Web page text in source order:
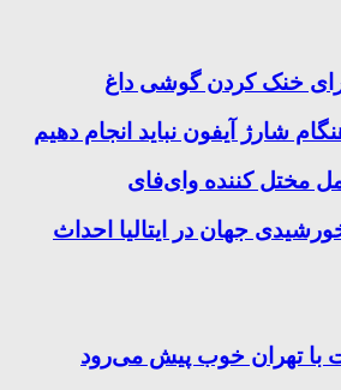
خنک کردن گوشی داغ
شارژ آیفون نباید انجام دهیم
مختل کننده وای‌فای
جهان در ایتالیا احداث
با تهران خوب پیش می‌رود